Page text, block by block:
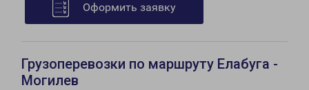
Оформить заявку
Грузоперевозки по маршруту Елабуга -
Могилев